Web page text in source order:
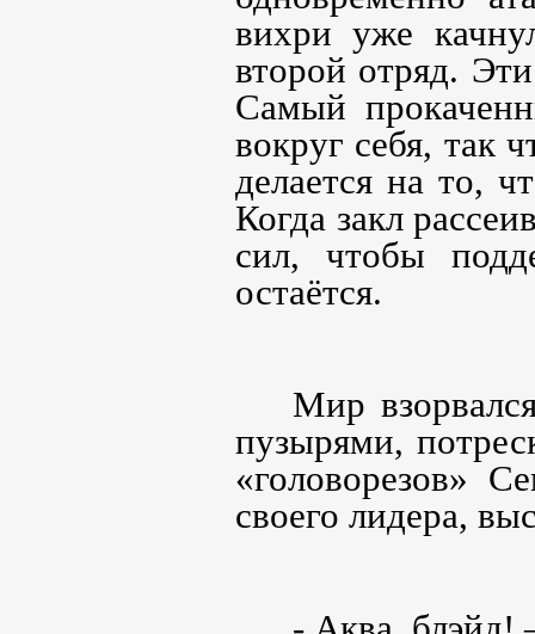
вихри уже
второй отряд.
Самый
вокруг себя, так
делается на то,
Когда закл
сил, чтобы
остаётся.
Мир
пузырями,
«головорезов»
своего лидера,